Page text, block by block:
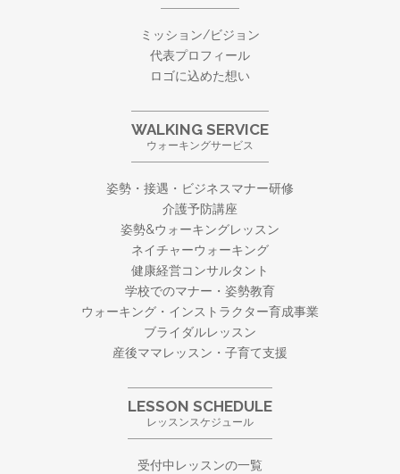
ミッション/ビジョン
代表プロフィール
ロゴに込めた想い
WALKING SERVICE
ウォーキングサービス
姿勢・接遇・ビジネスマナー研修
介護予防講座
姿勢&ウォーキングレッスン
ネイチャーウォーキング
健康経営コンサルタント
学校でのマナー・姿勢教育
ウォーキング・ インストラクター育成事業
ブライダルレッスン
産後ママレッスン・子育て支援
LESSON SCHEDULE
レッスンスケジュール
受付中レッスンの一覧